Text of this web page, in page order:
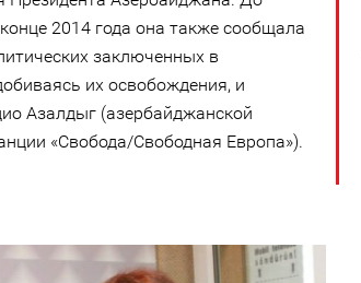
2014 года она также сообщала
заключенных в
их освобождения, и
Азалдыг (азербайджанской
«Свобода/Свободная Европа»).